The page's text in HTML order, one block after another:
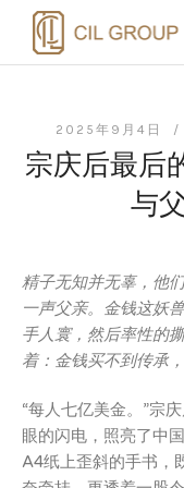
2025年9月4日 /
宗庆后最后
与
精子无知并无辜，他
一声父亲。金钱这妖
手人寰，然后率性的
着：金钱买不到传承
“每人七亿美金。”宗
眼的闪电，照亮了中
A4纸上歪斜的手书，